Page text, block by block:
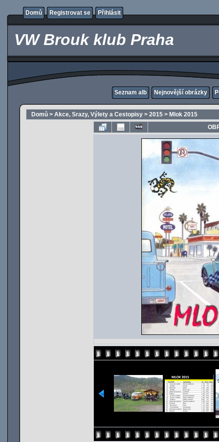
Domů Registrovat se Přihlásit
VW Brouk klub Praha
Seznam alb Nejnovější obrázky
Domů > Akce, Srazy, Výlety a Cestopisy > 2015 > Mlok 2015